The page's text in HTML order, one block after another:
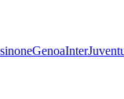
GenoaInter